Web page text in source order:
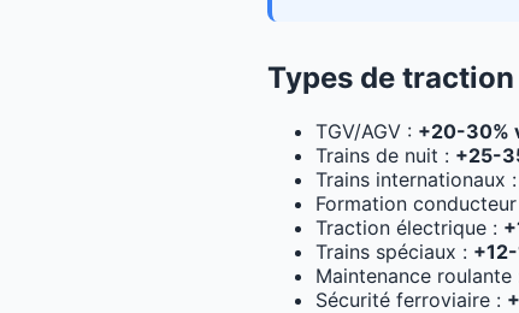
Types de
TGV/AGV : +20-30%
Trains de nuit : +25-
Trains internationaux :
Formation
Traction électrique :
Trains spéciaux :
Maintenance roulante
Sécurité ferroviaire :